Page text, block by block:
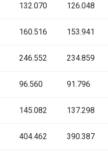
132.070 126.048
160.516 153.941
246.552 234.859
96.560 91.796
145.082 137.298
404.462 390.387